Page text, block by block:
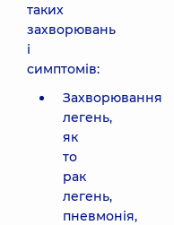
таких
захворювань
і
симптомів:
Захворювання
легень,
як
то
рак
легень,
пневмонія,